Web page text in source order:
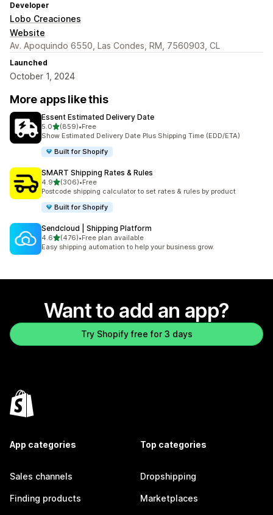
Developer
Lobo Creaciones
Website
Av. Apoquindo 6550, Las Condes, RM, 7560903, CL
Launched
October 1, 2024
More apps like this
Essent Estimated Delivery Date
5.0out of 5 stars
(859)
859 total reviews
•Free
Show Estimated Delivery Date Plus Shipping Time (EDD/ETA)
Built for Shopify
SMART Shipping Rates & Rules
4.9out of 5 stars
(306)
306 total reviews
•Free
Postcode shipping calculator to set rates & rules by product
Built for Shopify
Sendcloud | Shipping Platform
4.6out of 5 stars
(476)
476 total reviews
•Free plan available
Easy shipping automation to help your business grow.
Want to add an app?
Try Shopify free for 3 days
App categories
Sales channels
Finding products
Top categories
Dropshipping
Marketplaces